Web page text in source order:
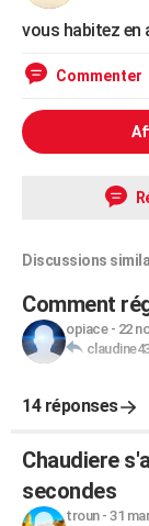
vous habitez en
Commenter
Discussions
Comment
opiace- 22
14 réponses
Chaudiere
secondes
troun- 31